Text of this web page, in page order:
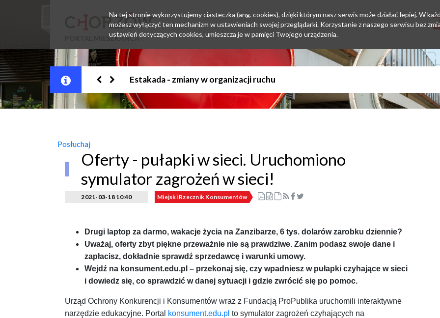
PORTAL MIESZKAŃCA
Jesteśmy w EZD
Posłuchaj
Oferty - pułapki w sieci. Uruchomiono
symulator zagrożeń w sieci!
2021-03-18 10:40 Miejski Rzecznik Konsumentów
Drugi laptop za darmo, wakacje życia na Zanzibarze, 6 tys. dolarów zarobku dziennie?
Uważaj, oferty zbyt piękne przeważnie nie są prawdziwe. Zanim podasz swoje dane i
zapłacisz, dokładnie sprawdź sprzedawcę i warunki umowy.
Wejdź na konsument.edu.pl – przekonaj się, czy wpadniesz w pułapki czyhające w sieci
i dowiedz się, co sprawdzić w danej sytuacji i gdzie zwrócić się po pomoc.
Urząd Ochrony Konkurencji i Konsumentów wraz z Fundacją ProPublika uruchomili interaktywne
narzędzie edukacyjne. Portal
konsument.edu.pl to symulator zagrożeń czyhających na
Na tej stronie wykorzystujemy ciasteczka (ang. cookies), dzięki którym nasz serwis może działać lepiej. W
możesz wyłączyć ten mechanizm w ustawieniach swojej przeglądarki. Korzystanie z naszego serwisu bez
ustawień dotyczących cookies, umieszcza je w pamięci Twojego urządzenia.